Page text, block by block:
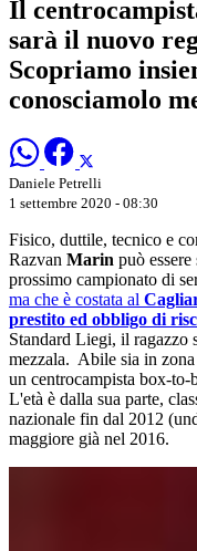
Il
sarà il nuovo
Scopriamo
conosciamolo
Daniele Petrelli
1 settembre 2020 - 08:30
Fisico, duttile, tecnico e
Razvan Marin può
prossimo campionato di
ma che è costata al
prestito ed obbligo di
Standard Liegi, il ragazzo
mezzala. Abile sia in
un centrocampista box-
L'età è dalla sua parte,
nazionale fin dal 2012
maggiore già nel 2016.